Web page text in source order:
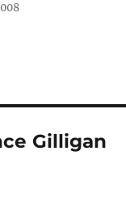
Gilligan